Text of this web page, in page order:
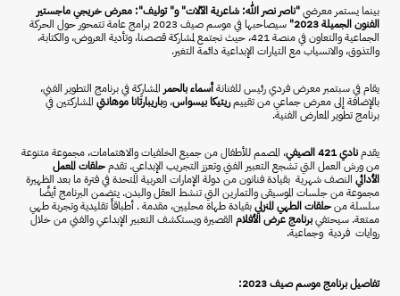
بينما يستمر معرضي"ناصر نصر الله: شاعرية الآلات" و" توليف": معرض خريجي ماجستير
الفنون الجميلة 2023"
سيصاحبها في موسم صيف 2023 برامج عامة تتمحور حول الحركة
الجماعية والتعاون في منصة 421، حيث نجتمع لمشاركة قصصنا، وتأدية العروض، والكتابة،
والتذوق، والانسياب مع التيارات الإبداعية دائمة التغير.
يقام في سبتمبر معرض فردي رئيس للفنانةأسماء بالحمر المشارِكة في برنامج التطوير الفني،
بالإضافة إلى معرض جماعي من تقييمريتيكا بيسواس، وباريبارتانا موهانتيالمشاركتين في
برنامج تطوير المعارض الفنية.
يقدمنادي 421 الصيفي
، المصمم للأطفال من جميع الخلفيات والاهتمامات، مجموعة متنوعة
من ورش العمل التي تشجع التعبير الفني وتعزز التجريب الإبداعي. تقدمحلقات المعمل
الأدائيالنصف شهرية بقيادة فنانون من دولة الإمارات العربية المتحدة في فترة ما بعد الظهيرة
مجموعة من جلسات الموسيقى والتمارين التي تنشط العقل والبدن. يتضمن البرنامج أيضًا
سلسلة منحلقات الطهي المنزليبقيادة طهاة محليين، مقدمة . أطباقاً تقليدية وتجربة طهي
ممتعة. سيحتفيبرنامجعرض الأفلامالقصيرة ويستكشف التعبير الإبداعي والفني من خلال
روايات فردية وجماعية.
تفاصيل برنامج موسم صيف 2023: